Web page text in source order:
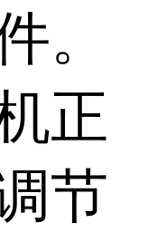
。
正
节